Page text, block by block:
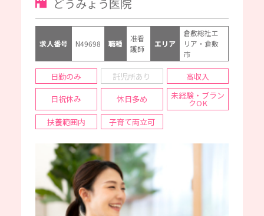
どうみょう医院
求人番号 N49698 職種
准看
護師
エリア
倉敷総社エ
リア・倉敷
市
日勤のみ 託児所あり 高収入
日祝休み 休日多め 未経験・ブラン
クOK
扶養範囲内
子育て両立可